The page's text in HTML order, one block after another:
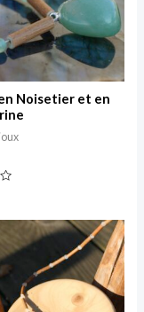
Noisetier et en